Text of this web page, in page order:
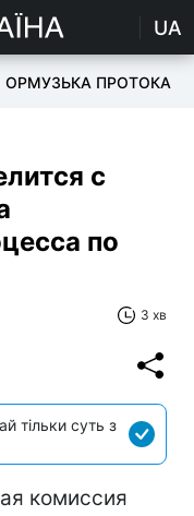
UA
ОРМУЗЬКА ПРОТОКА
с
по
3 хв
тільки суть з
комиссия